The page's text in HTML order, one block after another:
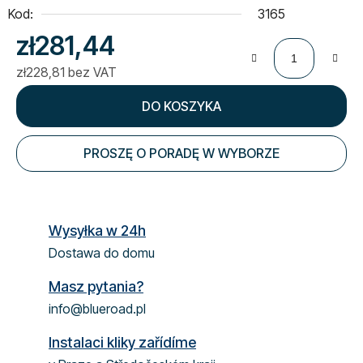
Kod:
3165
zł281,44
zł228,81 bez VAT
Cena jednostkowa:
DO KOSZYKA
PROSZĘ O PORADĘ W WYBORZE
Wysyłka w 24h
Dostawa do domu
Masz pytania?
info@blueroad.pl
Instalaci kliky zařídíme